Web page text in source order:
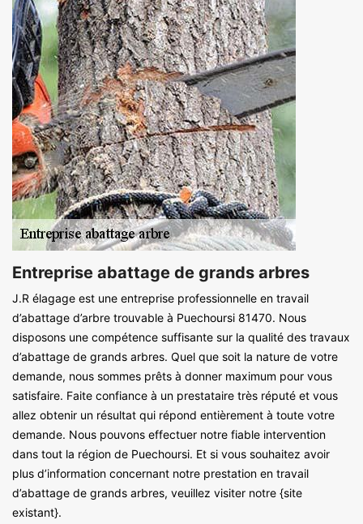
Entreprise abattage de grands arbres
J.R élagage est une entreprise professionnelle en travail
d’abattage d’arbre trouvable à Puechoursi 81470. Nous
disposons une compétence suffisante sur la qualité des travaux
d’abattage de grands arbres. Quel que soit la nature de votre
demande, nous sommes prêts à donner maximum pour vous
satisfaire. Faite confiance à un prestataire très réputé et vous
allez obtenir un résultat qui répond entièrement à toute votre
demande. Nous pouvons effectuer notre fiable intervention
dans tout la région de Puechoursi. Et si vous souhaitez avoir
plus d’information concernant notre prestation en travail
d’abattage de grands arbres, veuillez visiter notre {site
existant}.